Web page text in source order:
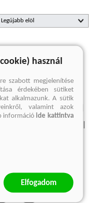
nincs találat
felmondási nyilatkozat
használ
szabott megjelenítése
érdekében sütiket
alkalmazunk. A sütik
valamint azok
információide kattintva
Elfogadom